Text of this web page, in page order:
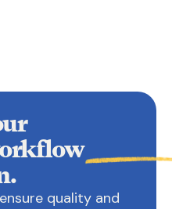
quality and